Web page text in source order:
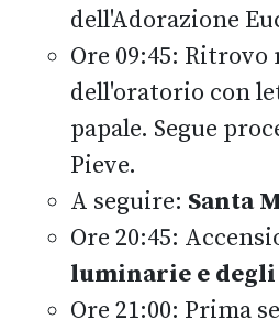
dell'Adorazione
Ore 09:45:
dell'oratorio con
papale. Segue
Pieve.
A seguire: Santa
Ore 20:45:
luminarie e
Ore 21:00: Prima